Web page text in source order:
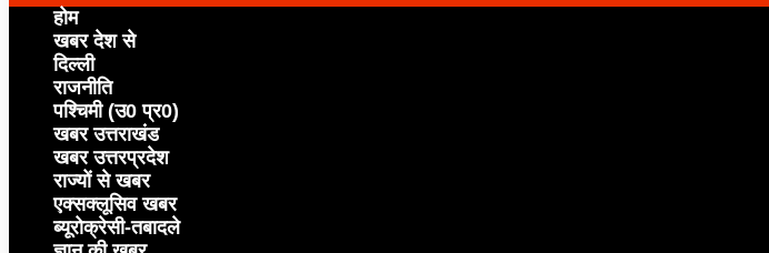
होम
खबर देश से
दिल्ली
राजनीति
पश्चिमी (उ0 प्र0)
खबर उत्तराखंड
खबर उत्तरप्रदेश
राज्यों से खबर
एक्सक्लूसिव खबर
ब्यूरोक्रेसी-तबादले